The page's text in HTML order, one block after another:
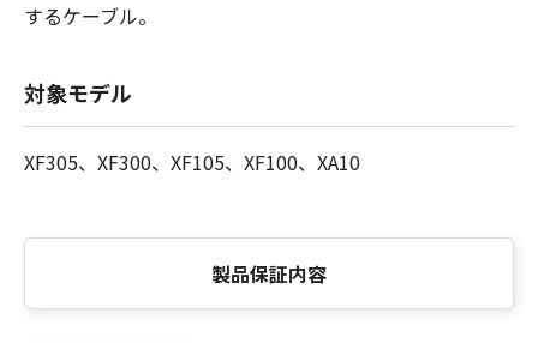
するケーブル。
対象モデル
XF305、XF300、XF105、XF100、XA10
製品保証内容